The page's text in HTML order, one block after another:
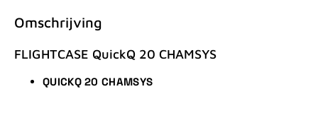
Omschrijving
FLIGHTCASE QuickQ 20 CHAMSYS
QUICKQ 20 CHAMSYS